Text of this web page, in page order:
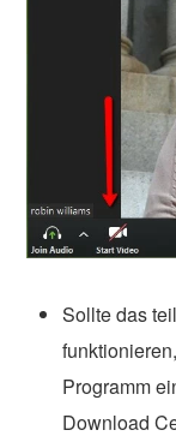
Sollte das
Programm
Download